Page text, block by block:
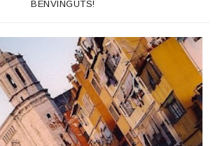
BENVINGUTS!